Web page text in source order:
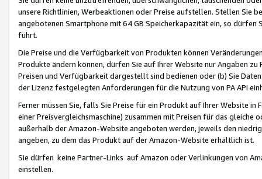
unsere Richtlinien, Werbeaktionen oder Preise aufstellen. Stellen Sie
angebotenen Smartphone mit 64 GB Speicherkapazität ein, so dürfen
führt.
Die Preise und die Verfügbarkeit von Produkten können
Produkte ändern können, dürfen Sie auf Ihrer Website nur Angaben
Preisen und Verfügbarkeit dargestellt sind bedienen oder (b) Sie
der Lizenz festgelegten Anforderungen für die Nutzung von PA API
Ferner müssen Sie, falls Sie Preise für ein Produkt auf Ihrer Website
einer Preisvergleichsmaschine) zusammen mit Preisen für das
außerhalb der Amazon-Website angeboten werden, jeweils den
angeben, zu dem das Produkt auf der Amazon-Website erhältlich ist.
Sie dürfen keine Partner-Links auf Amazon oder Verlinkungen von
einstellen.